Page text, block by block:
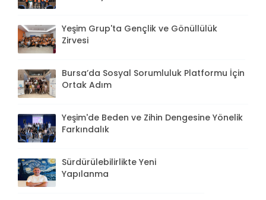
Yeşim Grup'ta Gençlik ve Gönüllülük
Zirvesi
Bursa’da Sosyal Sorumluluk Platformu İçin
Ortak Adım
Yeşim'de Beden ve Zihin Dengesine Yönelik
Farkındalık
Sürdürülebilirlikte Yeni
Yapılanma